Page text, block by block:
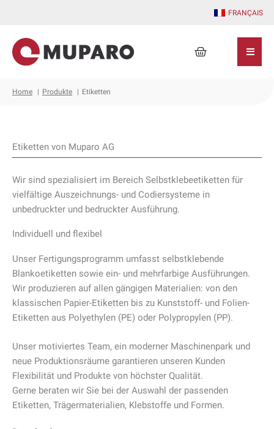
springen
FRANÇAIS
Warenkorb
Home Produkte Etiketten
Etiketten von Muparo AG
Wir sind spezialisiert im Bereich Selbstklebeetiketten für
vielfältige Auszeichnungs- und Codiersysteme in
unbedruckter und bedruckter Ausführung.
Individuell und flexibel
Unser Fertigungsprogramm umfasst selbstklebende
Blankoetiketten sowie ein- und mehrfarbige Ausführungen.
Wir produzieren auf allen gängigen Materialien: von den
klassischen Papier-Etiketten bis zu Kunststoff- und Folien-
Etiketten aus Polyethylen (PE) oder Polypropylen (PP).
Unser motiviertes Team, ein moderner Maschinenpark und
neue Produktionsräume garantieren unseren Kunden
Flexibilität und Produkte von höchster Qualität.
Gerne beraten wir Sie bei der Auswahl der passenden
Etiketten, Trägermaterialien, Klebstoffe und Formen.